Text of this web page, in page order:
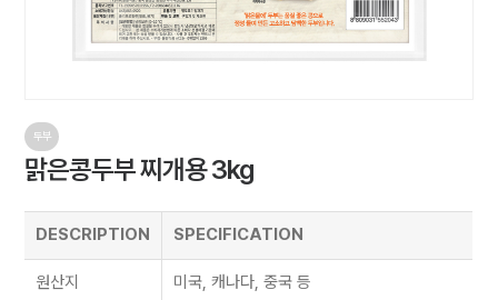
두부
맑은콩두부 찌개용 3kg
DESCRIPTION SPECIFICATION
원산지 미국, 캐나다, 중국 등